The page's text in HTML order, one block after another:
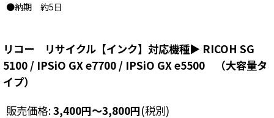
●納期 約5日
リコー リサイクル【インク】対応機種▶ RICOH SG
5100 / IPSiO GX e7700 / IPSiO GX e5500 （大容量タ
イプ）
販売価格:3,400円～3,800円(税別)